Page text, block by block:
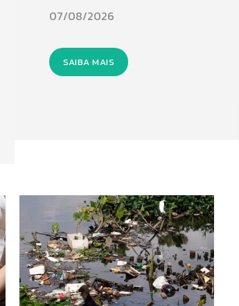
07/08/2026
SAIBA MAIS